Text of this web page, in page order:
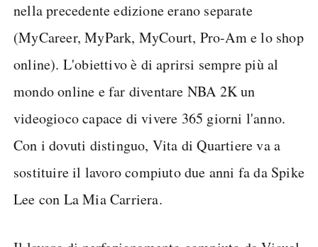
nella precedente edizione erano separate
(MyCareer, MyPark, MyCourt, Pro-Am e lo shop
online). L'obiettivo è di aprirsi sempre più al
mondo online e far diventare NBA 2K un
videogioco capace di vivere 365 giorni l'anno.
Con i dovuti distinguo, Vita di Quartiere va a
sostituire il lavoro compiuto due anni fa da Spike
Lee con La Mia Carriera.